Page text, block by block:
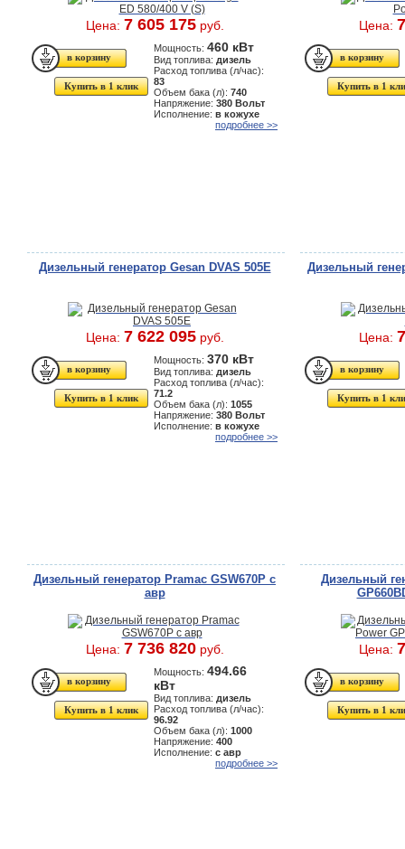
Цена: 7 605 175руб.
Купить в 1 клик
Мощность: 460 кВт
Вид топлива: дизель
Расход топлива (л/час):
83
Объем бака (л): 740
Напряжение: 380 Вольт
Исполнение: в кожухе
подробнее >>
Цена:
Купить в 1
Дизельный генератор Gesan DVAS 505E
Цена: 7 622 095руб.
Купить в 1 клик
Мощность: 370 кВт
Вид топлива: дизель
Расход топлива (л/час):
71.2
Объем бака (л): 1055
Напряжение: 380 Вольт
Исполнение: в кожухе
подробнее >>
Дизельный
Цена:
Купить в 1
Дизельный генератор Pramac GSW670P с
авр
Цена: 7 736 820руб.
Купить в 1 клик
Мощность: 494.66
кВт
Вид топлива: дизель
Расход топлива (л/час):
96.92
Объем бака (л): 1000
Напряжение: 400
Исполнение: с авр
подробнее >>
Дизельный
Цена:
Купить в 1